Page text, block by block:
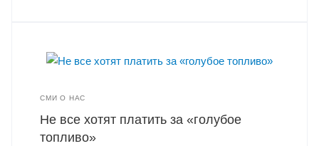
СМИ О НАС
Не все хотят платить за «голубое
топливо»